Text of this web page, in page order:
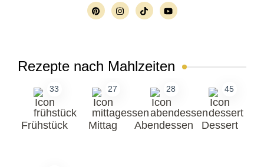
Rezepte nach Mahlzeiten
33
Frühstück
27
Mittag
28
Abendessen
45
Dessert